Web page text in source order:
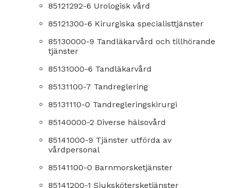
85121292-6 Urologisk vård
85121300-6 Kirurgiska specialisttjänster
85130000-9 Tandläkarvård och tillhörande
tjänster
85131000-6 Tandläkarvård
85131100-7 Tandreglering
85131110-0 Tandregleringskirurgi
85140000-2 Diverse hälsovård
85141000-9 Tjänster utförda av
vårdpersonal
85141100-0 Barnmorsketjänster
85141200-1 Sjukskötersketjänster